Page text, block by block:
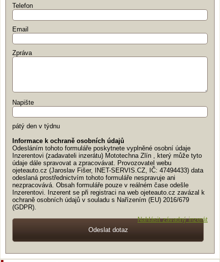
Telefon
Email
Zpráva
Napište
pátý den v týdnu
Informace k ochraně osobních údajů
Odesláním tohoto formuláře poskytnete vyplněné osobní údaje
Inzerentovi (zadavateli inzerátu) Mototechna Zlín , který může tyto
údaje dále spravovat a zpracovávat. Provozovatel webu
ojeteauto.cz (Jaroslav Fišer, INET-SERVIS.CZ, IČ: 47494433) data
odeslaná prostřednictvím tohoto formuláře nespravuje ani
nezpracovává. Obsah formuláře pouze v reálném čase odešle
Inzerentovi. Inzerent se při registraci na web ojeteauto.cz zavázal k
ochraně osobních údajů v souladu s Nařízením (EU) 2016/679
(GDPR).
Nahlásit závadný inzerát